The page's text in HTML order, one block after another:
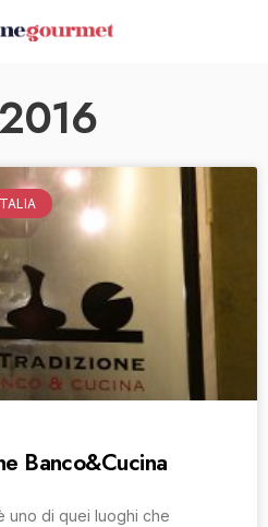
Banco&Cucina
uno di quei luoghi che